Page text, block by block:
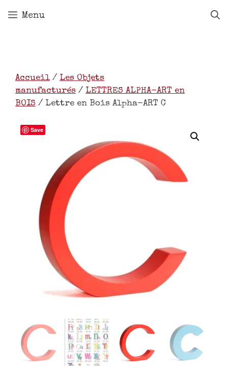
Menu
Accueil/ Les Objets
manufacturés / LETTRES ALPHA-ART en
BOIS / Lettre en Bois Alpha-ART C
Save